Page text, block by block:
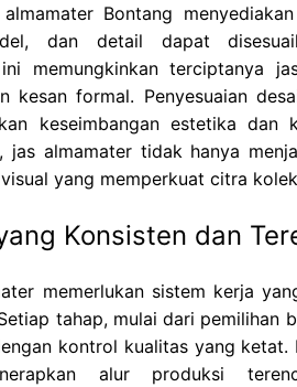
Bontang
dan detail dapat
memungkinkan terciptanya
kesan formal. Penyesuaian
keseimbangan estetika dan
jas almamater tidak hanya
yang memperkuat citra
Konsisten dan
memerlukan sistem kerja
tahap, mulai dari pemilihan
kontrol kualitas yang ketat.
alur produksi